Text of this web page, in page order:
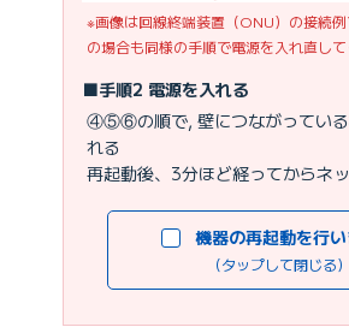
※画像は回線終端装置（ONU）の接続
の場合も同様の手順で電源を入れ直して
■手順2 電源を入れる
④⑤⑥の順で, 壁につながっている
れる
再起動後、3分ほど経ってからネ
機器の再起動を行
（タップして閉じる）